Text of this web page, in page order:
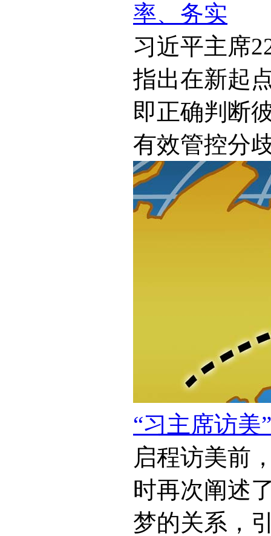
率、务实
习近平主席
指出在新起
即正确判断
有效管控分
“习主席访美
启程访美前
时再次阐述
梦的关系，